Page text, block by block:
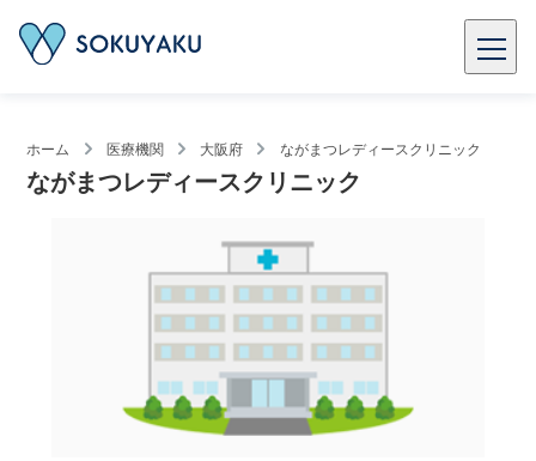
ホーム 医療機関 大阪府 ながまつレディースクリニック
ながまつレディースクリニック